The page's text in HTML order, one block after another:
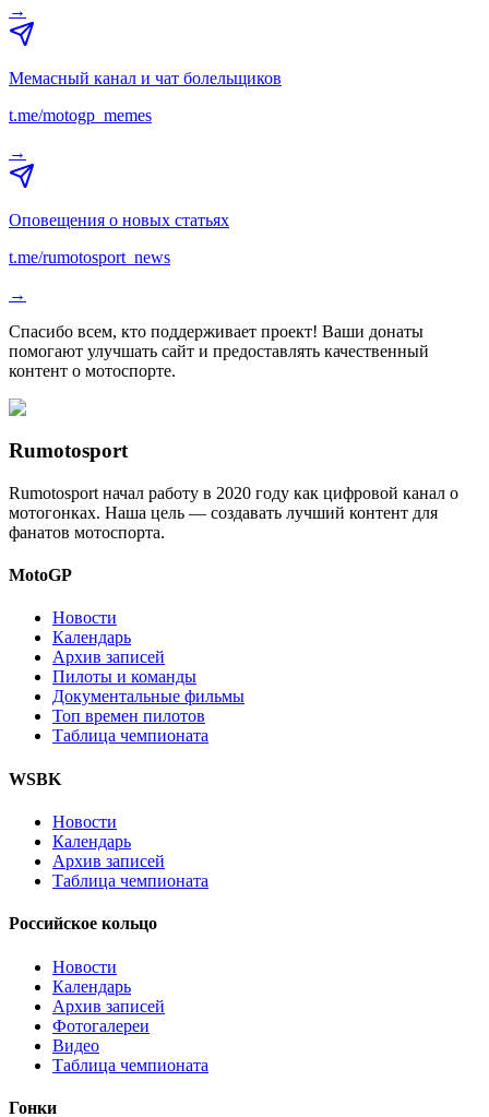
→
Мемасный канал и чат болельщиков
t.me/motogp_memes
→
Оповещения о новых статьях
t.me/rumotosport_news
→
Спасибо всем, кто поддерживает проект! Ваши донаты
помогают улучшать сайт и предоставлять качественный
контент о мотоспорте.
Rumotosport
Rumotosport начал работу в 2020 году как цифровой канал о
мотогонках. Наша цель — создавать лучший контент для
фанатов мотоспорта.
MotoGP
Новости
Календарь
Архив записей
Пилоты и команды
Документальные фильмы
Топ времен пилотов
Таблица чемпионата
WSBK
Новости
Календарь
Архив записей
Таблица чемпионата
Российское кольцо
Новости
Календарь
Архив записей
Фотогалереи
Видео
Таблица чемпионата
Гонки